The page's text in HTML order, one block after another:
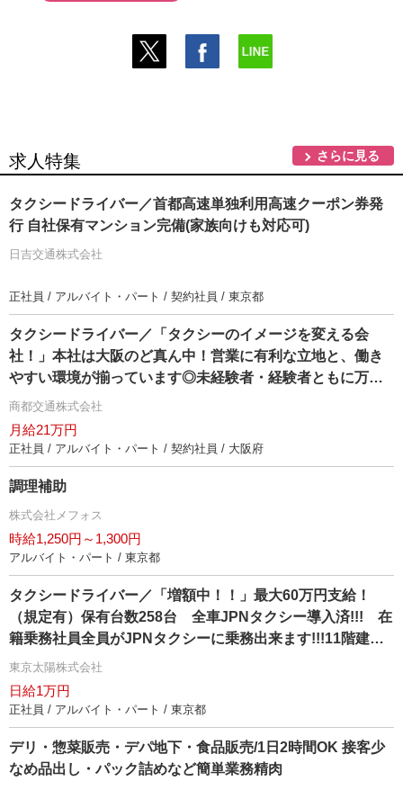
求人特集 さらに見る
タクシードライバー／首都高速単独利用高速クーポン券発
行 自社保有マンション完備(家族向けも対応可)
日吉交通株式会社
正社員 / アルバイト・パート / 契約社員 / 東京都
タクシードライバー／「タクシーのイメージを変える会
社！」本社は大阪のど真ん中！営業に有利な立地と、働き
すい環境が揃っています◎未経験者・経験者ともに万全
のサポート体制でお待ちしております！
商都交通株式会社
月給21万円
正社員 / アルバイト・パート / 契約社員 / 大阪府
調理補助
株式会社メフォス
時給1,250円～1,300円
アルバイト・パート / 東京都
タクシードライバー／「増額中！！」最大60万円支給！
（規定有）保有台数258台 全車JPNタクシー導入済!!! 在
籍乗務社員全員がJPNタクシーに乗務出来ます!!!11階建て
マンション社宅 1R1年間家賃無料！（規定有）
東京太陽株式会社
日給1万円
正社員 / アルバイト・パート / 東京都
デリ・惣菜販売・デパ地下・食品販売/1日2時間OK 接客少
なめ品出し・パック詰めなど簡単業務精肉